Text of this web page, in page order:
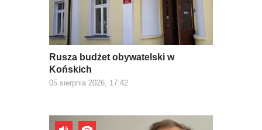
Rusza budżet obywatelski w
Końskich
05 sierpnia 2026, 17:42